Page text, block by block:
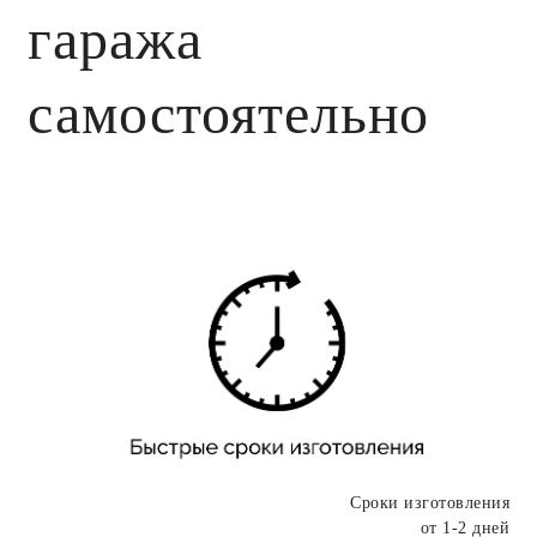
гаража
самостоятельно
Сроки изготовления
от 1-2 дней